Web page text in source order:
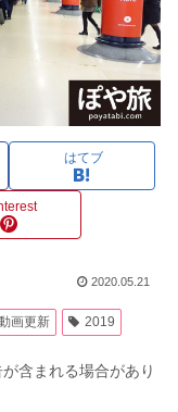
はてブ
2020.05.21
画更新 2019
含まれる場合があり